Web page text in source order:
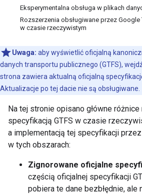
Eksperymentalna obsługa w plikach
Rozszerzenia obsługiwane przez
w czasie rzeczywistym
Uwaga: aby wyświetlić oficjalną
danych transportu publicznego (GTFS),
strona zawiera aktualną oficjalną
Aktualizacje po tej dacie nie są obsługiwane.
Na tej stronie opisano główne
specyfikacją GTFS w czasie
a implementacją tej specyfikacji
w tych obszarach:
Zignorowane oficjalne
częścią oficjalnej specyfikacji
pobiera te dane bezbłędnie, ale